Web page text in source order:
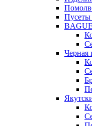
Пусеты
Черная